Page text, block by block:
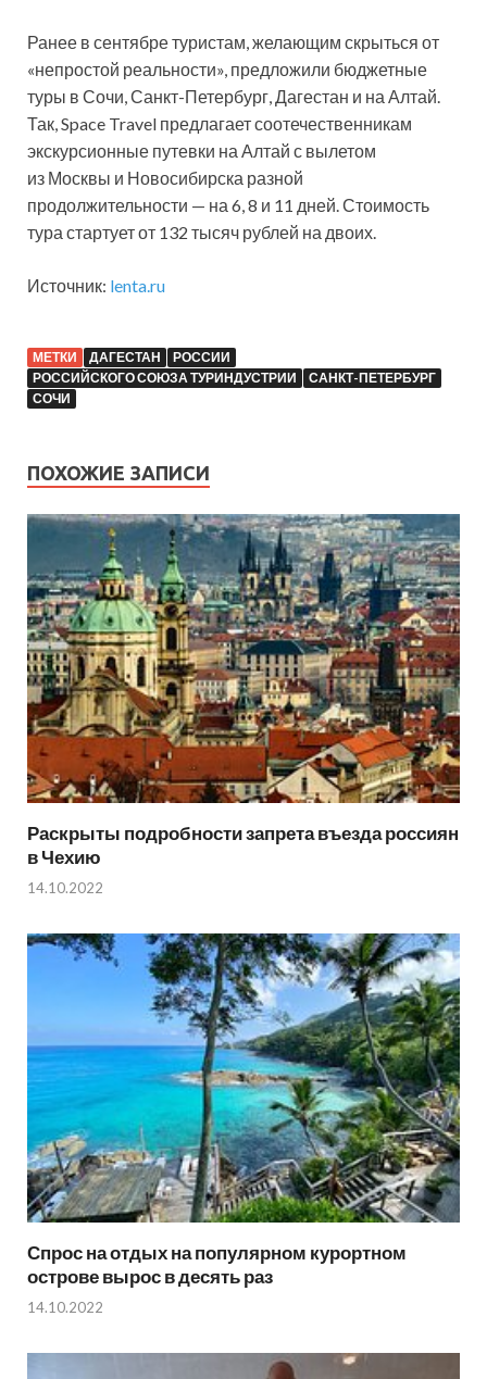
Ранее в сентябре туристам, желающим скрыться от
«непростой реальности», предложили бюджетные
туры в Сочи, Санкт-Петербург, Дагестан и на Алтай.
Так, Space Travel предлагает соотечественникам
экскурсионные путевки на Алтай с вылетом
из Москвы и Новосибирска разной
продолжительности — на 6, 8 и 11 дней. Стоимость
тура стартует от 132 тысяч рублей на двоих.
Источник: lenta.ru
МЕТКИ ДАГЕСТАН
РОССИИ
РОССИЙСКОГО СОЮЗА ТУРИНДУСТРИИ
САНКТ-ПЕТЕРБУРГ
СОЧИ
ПОХОЖИЕ ЗАПИСИ
Раскрыты подробности запрета въезда россиян
в Чехию
14.10.2022
Спрос на отдых на популярном курортном
острове вырос в десять раз
14.10.2022